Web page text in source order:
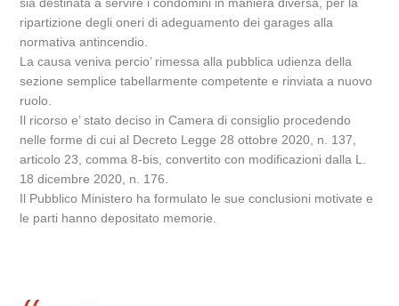
ripartizione degli oneri di adeguamento dei garages alla
normativa antincendio.
La causa veniva percio’ rimessa alla pubblica udienza della
sezione semplice tabellarmente competente e rinviata a nuovo
ruolo.
Il ricorso e’ stato deciso in Camera di consiglio procedendo
nelle forme di cui al Decreto Legge 28 ottobre 2020, n. 137,
articolo 23, comma 8-bis, convertito con modificazioni dalla L.
18 dicembre 2020, n. 176.
Il Pubblico Ministero ha formulato le sue conclusioni motivate e
le parti hanno depositato memorie.